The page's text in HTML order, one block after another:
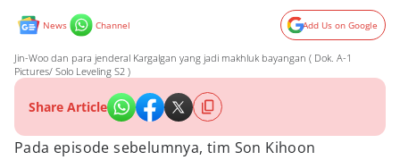
News Channel Add Us on Google
Jin-Woo dan para jenderal Kargalgan yang jadi makhluk bayangan ( Dok. A-1
Pictures/ Solo Leveling S2 )
Share Article
Pada episode sebelumnya, tim Son Kihoon